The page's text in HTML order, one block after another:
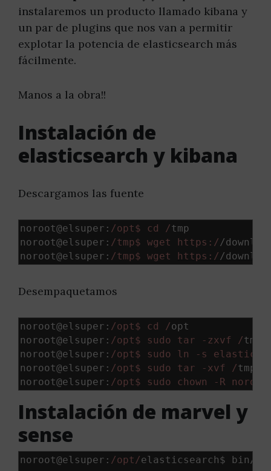
instalaremos un producto llamado kibana y
un par de plugins que nos van a permitir
explotar la potencia de elasticsearch más
fácilmente.
Manos a la obra!!
Instalación de
elasticsearch y kibana
Descargamos las fuente
noroot@elsuper : /opt$ cd /tmp
noroot@elsuper : /tmp$ wget https://
noroot@elsuper : /tmp$ wget https://
Desempaquetamos
noroot@elsuper : /opt$ cd /opt
noroot@elsuper : /opt$ sudo tar -zxvf /tmp
noroot@elsuper : /opt$ sudo ln -s
noroot@elsuper : /opt$ sudo tar -xvf /tmp
noroot@elsuper : /opt$ sudo chown -R
Instalación de marvel y
sense
noroot@elsuper : /opt/elasticsearch$ bin/